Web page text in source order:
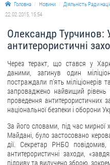
Апарат Ради національної безпеки і
Історична довідка про діяльність Ради
ПРЕСЦЕНТР
Новини
Фотогалерея
Відеогалерея
Головна Новини
Діяльність Ради
22.02.2015, 15:54
Олександр Турчинов:
антитерористичні
Через теракт, що стався у
даними, загинув один
постраждали п'ять міліціонерів
запроваджено найвищий рівень
проведення антитерористичних
національної безпеки і оборони
За його словами, під час мирної
Майдані, було застосовано
дії. Секретар РНБО
антитерористичні заходи,
підриву та вилучено зброю,